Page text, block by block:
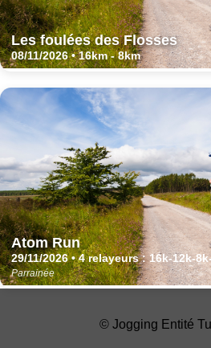
Les foulées des Flosses
08/11/2026 • 16km - 8km
Atom Run
29/11/2026 • 4 relayeurs : 16k-12k-
Parrainée
© Jogging Entité